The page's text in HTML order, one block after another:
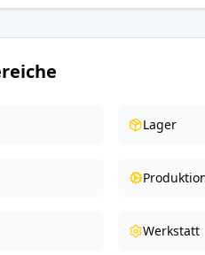
Lager
Werkstatt